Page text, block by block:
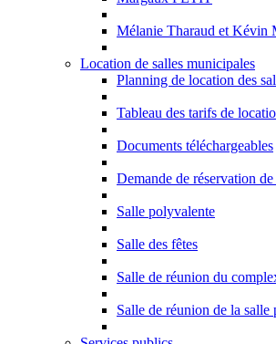
Mélanie Tharaud et Kévin
Location de salles municipales
Planning de location des
Tableau des tarifs de
Documents téléchargeables
Demande de réservation de
Salle polyvalente
Salle des fêtes
Salle de réunion du
Salle de réunion de la salle